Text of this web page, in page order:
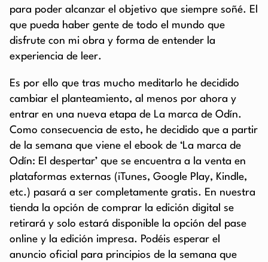
para poder alcanzar el objetivo que siempre soñé. El
que pueda haber gente de todo el mundo que
disfrute con mi obra y forma de entender la
experiencia de leer.
Es por ello que tras mucho meditarlo he decidido
cambiar el planteamiento, al menos por ahora y
entrar en una nueva etapa de La marca de Odín.
Como consecuencia de esto, he decidido que a partir
de la semana que viene el ebook de ‘La marca de
Odín: El despertar’ que se encuentra a la venta en
plataformas externas (iTunes, Google Play, Kindle,
etc.) pasará a ser completamente gratis. En nuestra
tienda la opción de comprar la edición digital se
retirará y solo estará disponible la opción del pase
online y la edición impresa. Podéis esperar el
anuncio oficial para principios de la semana que